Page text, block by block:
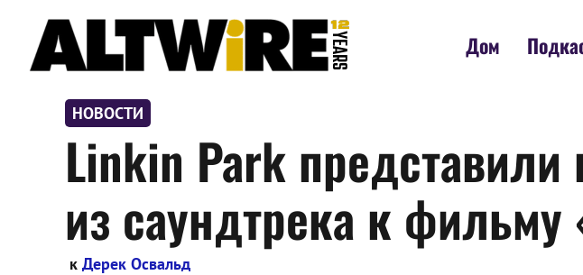
содержимому
Дом
НОВОСТИ
Linkin Park
из саундтрека к фильму
к Дерек Освальд